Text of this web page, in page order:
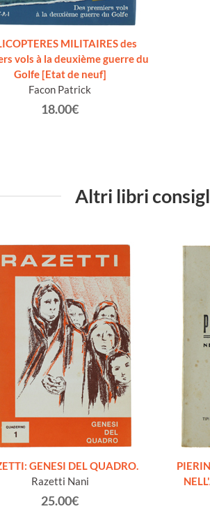
MILITAIRES des
vols à la deuxième guerre du
Golfe [Etat de neuf]
Facon Patrick
18.00€
Altri libri
GENESI DEL QUADRO.
Razetti Nani
25.00€